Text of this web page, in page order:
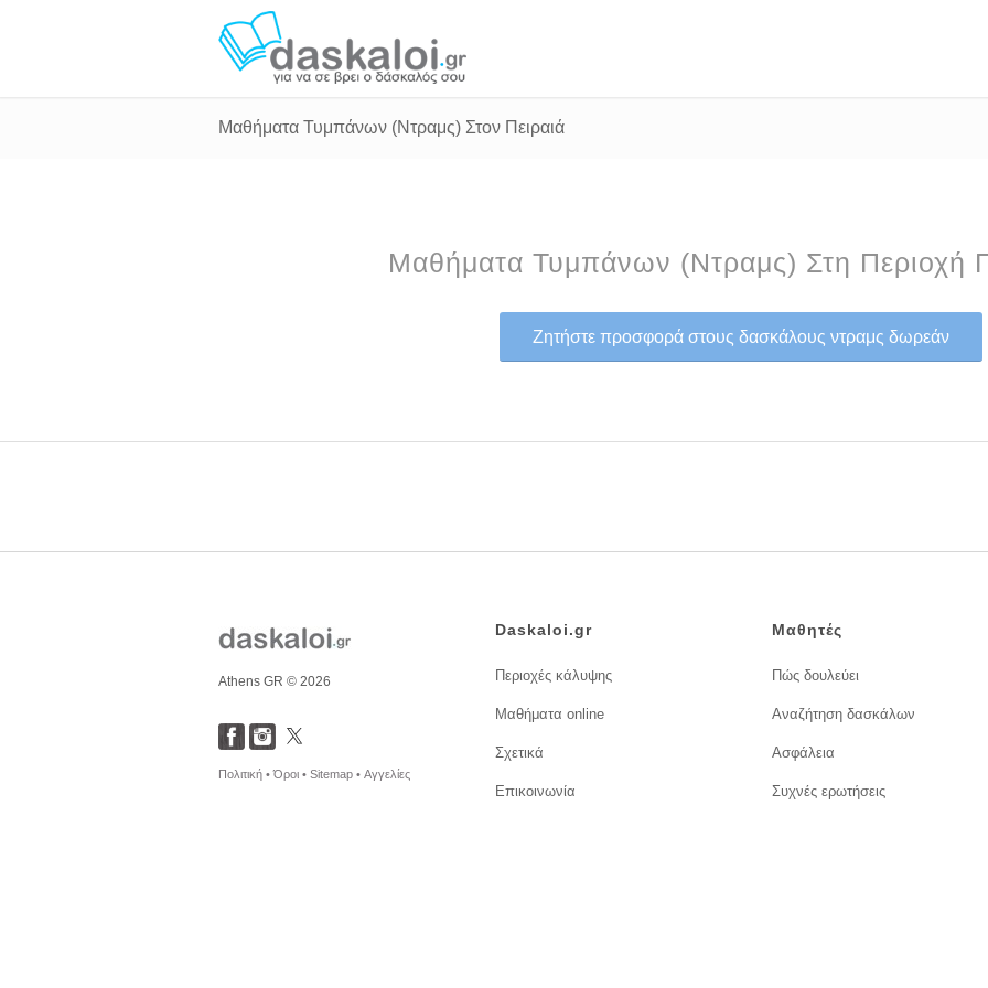
Μαθήματα Τυμπάνων (Ντραμς) Στον Πειραιά
Μαθήματα Τυμπάνων (Ντραμς) Στη Περιοχή
Ζητήστε προσφορά στους δασκάλους ντραμς δωρεάν
Athens GR © 2026
Πολιτική •Όροι • Sitemap • Αγγελίες
Daskaloi.gr
Περιοχές κάλυψης
Μαθήματα online
Σχετικά
Επικοινωνία
Μαθητές
Πώς δουλεύει
Αναζήτηση δασκάλων
Ασφάλεια
Συχνές ερωτήσεις